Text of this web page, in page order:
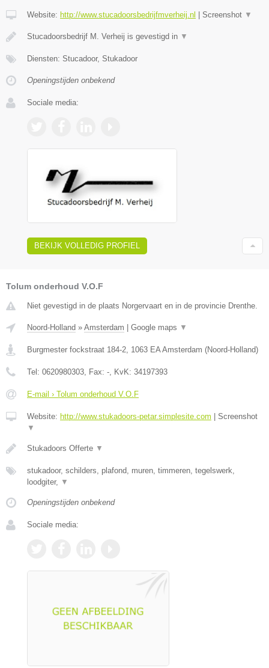
Website: http://www.stucadoorsbedrijfmverheij.nl Screenshot ▼
Stucadoorsbedrijf M. Verheij is gevestigd in ▼
Diensten: Stucadoor, Stukadoor
Openingstijden onbekend
Sociale media:
BEKIJK VOLLEDIG PROFIEL
Tolum onderhoud V.O.F
Niet gevestigd in de plaats Norgervaart en in de provincie Drenthe.
Noord-Holland » Amsterdam Google maps ▼
Burgmester fockstraat 184-2, 1063 EA Amsterdam (Noord-Holland)
Tel: 0620980303, Fax: -, KvK: 34197393
E-mail › Tolum onderhoud V.O.F
Website: http://www.stukadoors-petar.simplesite.com
Screenshot
▼
Stukadoors Offerte ▼
stukadoor, schilders, plafond, muren, timmeren, tegelswerk,
loodgiter, ▼
Openingstijden onbekend
Sociale media: